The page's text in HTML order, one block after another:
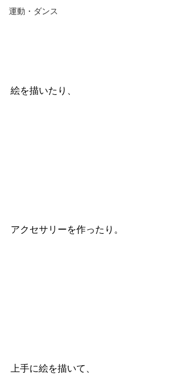
運動・ダンス
絵を描いたり、
アクセサリーを作ったり。
上手に絵を描いて、